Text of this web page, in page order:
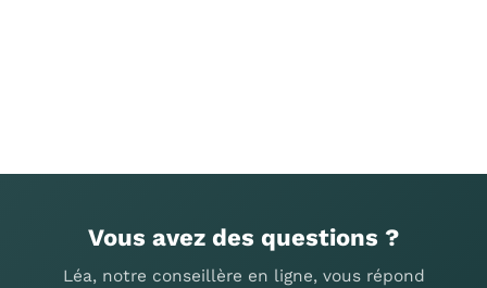
Vous avez des questions ?
Léa, notre conseillère en ligne, vous répond